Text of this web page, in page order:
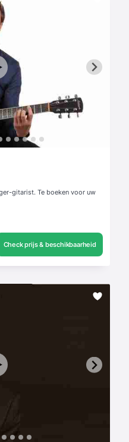
gitarist. Te boeken voor uw
Check prijs & beschikbaarheid